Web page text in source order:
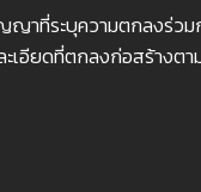
ที่ระบุความตกลงร่วมกั
เอียดที่ตกลงก่อสร้างต